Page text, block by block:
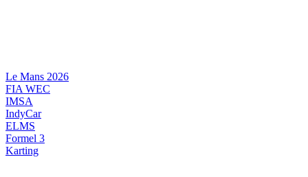
Le Mans 2026
FIA WEC
IMSA
IndyCar
ELMS
Formel 3
Karting